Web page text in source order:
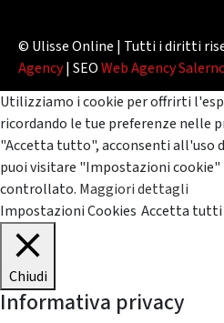
© Ulisse Online | Tutti i diritti
Agency| SEOWeb Agency
Utilizziamo i cookie per offrirti
ricordando le tue preferenze nelle
"Accetta tutto", acconsenti all'uso
puoi visitare "Impostazioni cookie"
controllato. Maggiori dettagli
Impostazioni Cookies Accetta tutti
Chiudi
Informativa privacy